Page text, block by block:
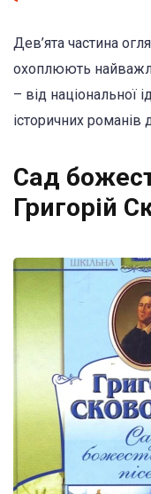
Дев’ята частина
охоплюють
– від національної
історичних романів
Сад
Григорій